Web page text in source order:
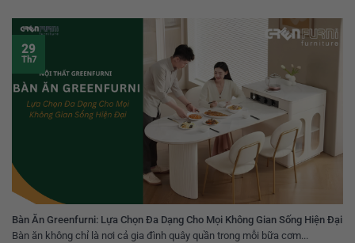
Bàn Ăn Greenfurni: Lựa Chọn Đa Dạng Cho Mọi Không Gian Sống Hiện Đại
Bàn ăn không chỉ là nơi cả gia đình quây quần trong mỗi bữa cơm...
29
Th7